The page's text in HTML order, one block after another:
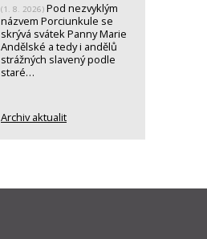
(1. 8. 2026) Pod nezvyklým
názvem Porciunkule se
skrývá svátek Panny Marie
Andělské a tedy i andělů
strážných slavený podle
staré…
Archiv aktualit